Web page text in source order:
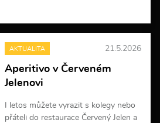
e
i
f
o
m
a
AKTUALITA 21.5.2026
Aperitivo v Červeném
Jelenovi
I letos můžete vyrazit s kolegy nebo
přáteli do restaurace Červený Jelen a